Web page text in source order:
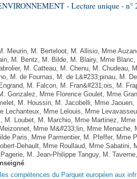
- Lecture unique - n°
Meurin, M. Berteloot, M. Allisio, Mme
M. Bentz, M. Bilde, M. Blairy, Mme
M. Catteau, M. Chenu, M. Chudeau,
M. de Fournas, M. de L&#233;pinau, M.
M. Falcon, M. Fran&#231;ois, M.
Gonzalez, Mme Florence Goulet, Mme
M. Houssin, M. Jacobelli, Mme
Lechanteux, Mme Lelouis, Mme
M. Loubet, M. Marchio, Mme Martinez,
Mme M&#233;lin, Mme Menache,
Paris, Mme Parmentier, M. Pfeffer, Mme
Dehault, Mme Roullaud, Mme
Pagerie, M. Jean-Philippe Tanguy, M.
compétences du Parquet européen aux